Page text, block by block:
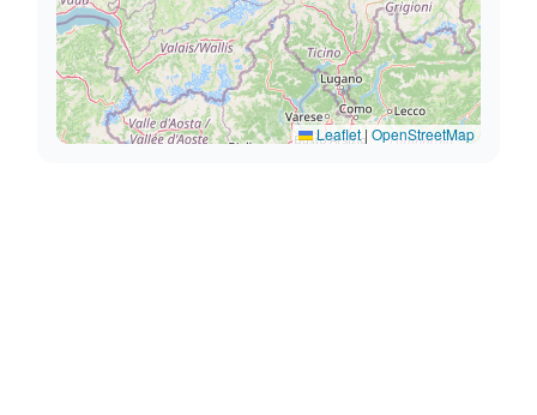
Leaflet| OpenStreetMap